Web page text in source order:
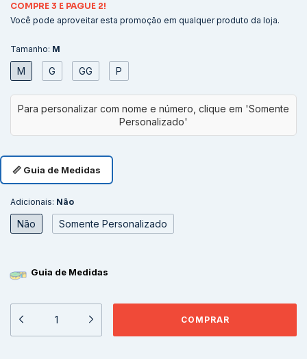
COMPRE 3 E PAGUE 2!
Você pode aproveitar esta promoção em qualquer produto da loja.
Tamanho: M
M G GG P
📏 Guia de Medidas
Adicionais: Não
Não Somente Personalizado
Guia de Medidas